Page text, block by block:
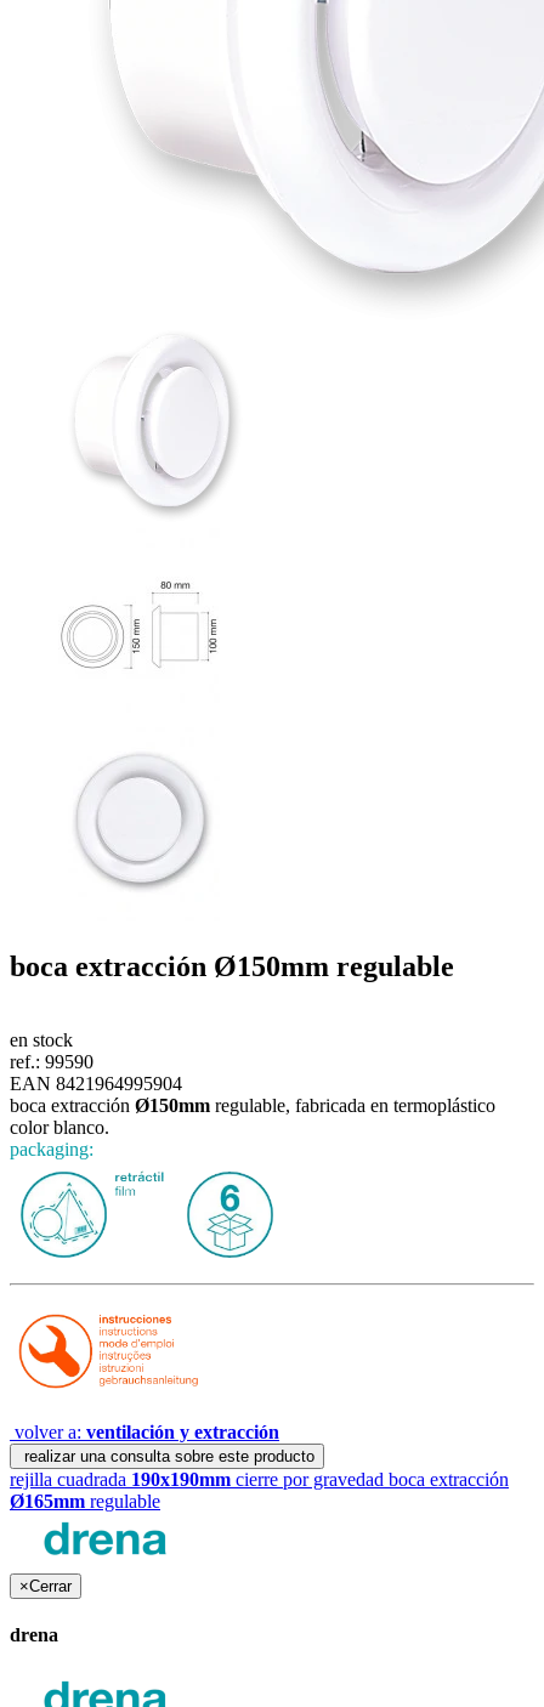
boca extracción Ø150mm regulable
en stock
ref.: 99590
EAN 8421964995904
boca extracción Ø150mm regulable, fabricada en termoplástico
color blanco.
packaging:
volver a: ventilación y extracción
realizar una consulta sobre este producto
rejilla cuadrada 190x190mm cierre por gravedad boca extracción
Ø165mm regulable
×Cerrar
drena